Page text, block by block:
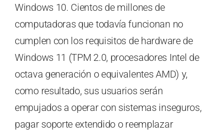
Windows 10. Cientos de millones de
computadoras que todavía funcionan no
cumplen con los requisitos de hardware de
Windows 11 (TPM 2.0, procesadores Intel de
octava generación o equivalentes AMD) y,
como resultado, sus usuarios serán
empujados a operar con sistemas inseguros,
pagar soporte extendido o reemplazar